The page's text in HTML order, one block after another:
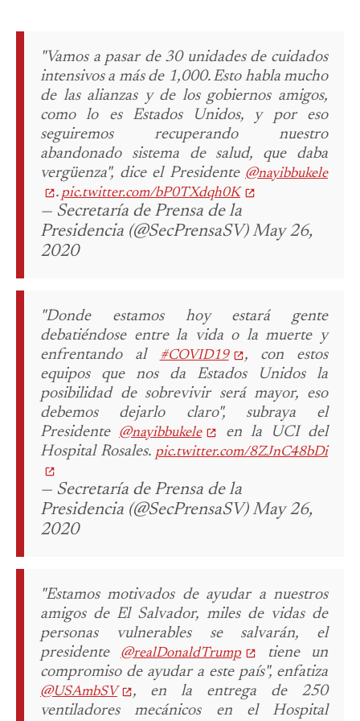
"Vamos a pasar de 30 unidades de cuidados
intensivos a más de 1,000. Esto habla mucho
de las alianzas y de los gobiernos amigos,
como lo es Estados Unidos, y por eso
seguiremos recuperando nuestro
abandonado sistema de salud, que daba
vergüenza", dice el Presidente @nayibbukele
. pic.twitter.com/bP0TXdqh0K
— Secretaría de Prensa de la
Presidencia (@SecPrensaSV) May 26,
2020
"Donde estamos hoy estará gente
debatiéndose entre la vida o la muerte y
enfrentando al
#COVID19
, con estos
equipos que nos da Estados Unidos la
posibilidad de sobrevivir será mayor, eso
debemos dejarlo claro", subraya el
Presidente
@nayibbukele
en la UCI del
Hospital Rosales. pic.twitter.com/8ZJnC48bDi
— Secretaría de Prensa de la
Presidencia (@SecPrensaSV) May 26,
2020
"Estamos motivados de ayudar a nuestros
amigos de El Salvador, miles de vidas de
personas vulnerables se salvarán, el
presidente
@realDonaldTrump
tiene un
compromiso de ayudar a este país", enfatiza
@USAmbSV
, en la entrega de 250
ventiladores mecánicos en el Hospital